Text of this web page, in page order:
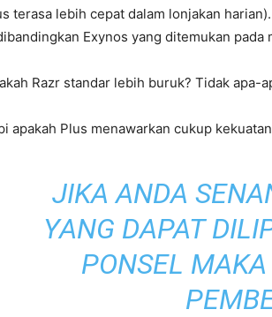
terasa lebih cepat dalam lonjakan
Exynos yang ditemukan pada
Razr standar lebih buruk? Tidak apa-
apakah Plus menawarkan cukup
JIKA ANDA
YANG DAPAT
PONSEL